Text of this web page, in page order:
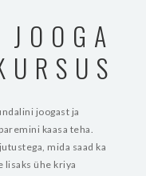
joogast ja
kaasa teha.
mida saad ka
lisaks ühe kriya